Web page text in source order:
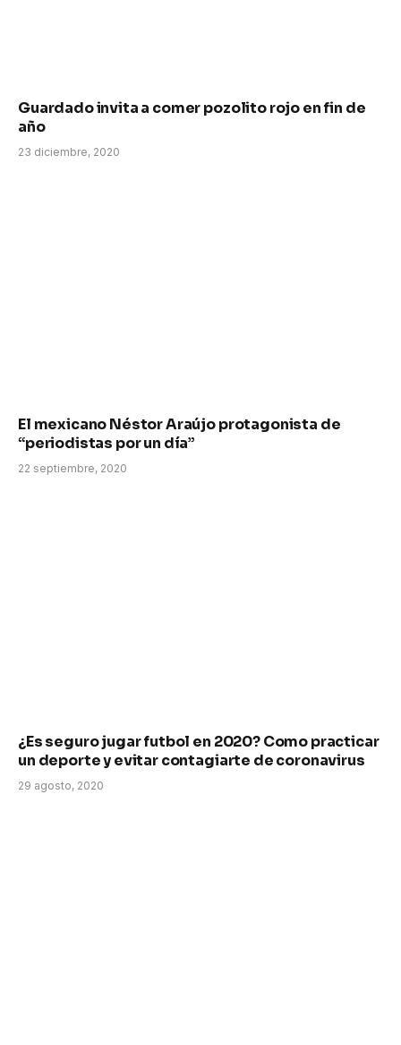
Guardado invita a comer pozolito rojo en fin de
año
23 diciembre, 2020
El mexicano Néstor Araújo protagonista de
“periodistas por un día”
22 septiembre, 2020
¿Es seguro jugar futbol en 2020? Como practicar
un deporte y evitar contagiarte de coronavirus
29 agosto, 2020